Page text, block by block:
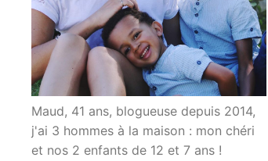
Maud, 41 ans, blogueuse depuis 2014,
j'ai 3 hommes à la maison : mon chéri
et nos 2 enfants de 12 et 7 ans !